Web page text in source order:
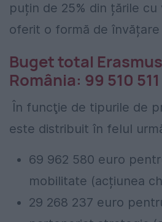
puțin de 25% din țările
oferit o formă de
Buget total
România: 99 510
În funcţie de tipurile de
este distribuit în felul
69 962 580 euro
mobilitate (acțiunea
29 268 237 euro